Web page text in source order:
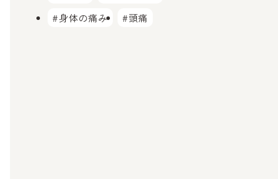
#身体の痛み
#頭痛